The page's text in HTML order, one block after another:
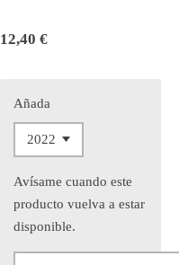
12,40 €
Añada
Avísame cuando este
producto vuelva a estar
disponible.